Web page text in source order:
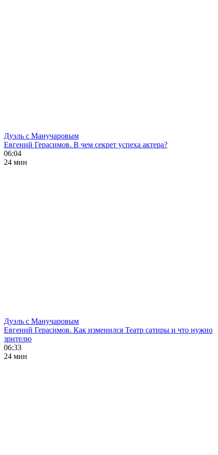
Дуэль с Манучаровым
Евгений Герасимов. В чем секрет успеха актера?
06:04
24 мин
Дуэль с Манучаровым
Евгений Герасимов. Как изменился Театр сатиры и что нужно
зрителю
06:33
24 мин